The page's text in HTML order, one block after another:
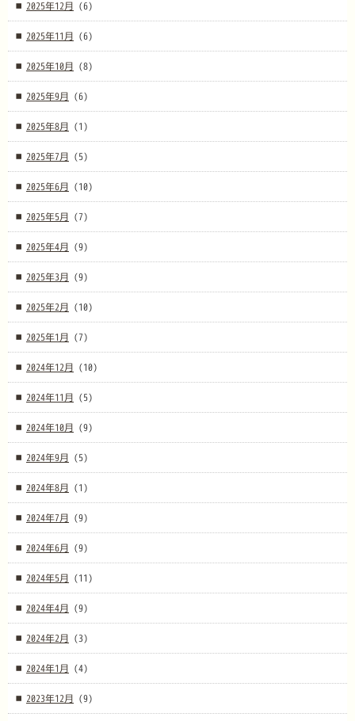
2025年12月 (6)
2025年11月 (6)
2025年10月 (8)
2025年9月 (6)
2025年8月 (1)
2025年7月 (5)
2025年6月 (10)
2025年5月 (7)
2025年4月 (9)
2025年3月 (9)
2025年2月 (10)
2025年1月 (7)
2024年12月 (10)
2024年11月 (5)
2024年10月 (9)
2024年9月 (5)
2024年8月 (1)
2024年7月 (9)
2024年6月 (9)
2024年5月 (11)
2024年4月 (9)
2024年2月 (3)
2024年1月 (4)
2023年12月 (9)